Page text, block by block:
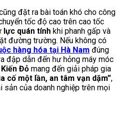
đặt ra bài toán khó cho công
tốc độ cao trên cao tốc
lực quán tính khi phanh gấp và
đường trường. Nếu không có
hàng hóa tại Hà Nam đúng
đập dẫn đến hư hỏng máy móc
Kiến Đỏ mang đến giải pháp gia
cố một lần, an tâm vạn dặm”,
sản của doanh nghiệp trên mọi